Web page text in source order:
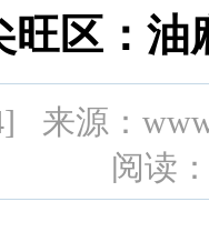
旺区：油
来源：
阅读